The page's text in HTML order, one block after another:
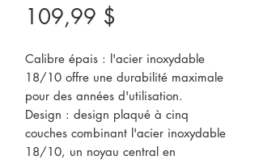
109,99 $
Calibre épais : l'acier inoxydable
18/10 offre une durabilité maximale
pour des années d'utilisation.
Design : design plaqué à cinq
couches combinant l'acier inoxydable
18/10, un noyau central en